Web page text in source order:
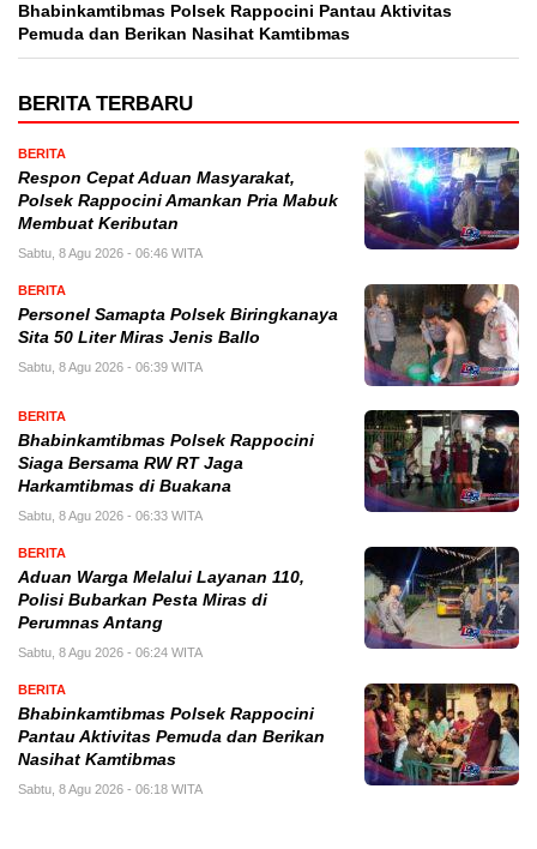
Bhabinkamtibmas Polsek Rappocini Pantau Aktivitas
Pemuda dan Berikan Nasihat Kamtibmas
BERITA TERBARU
BERITA
Respon Cepat Aduan Masyarakat,
Polsek Rappocini Amankan Pria Mabuk
Membuat Keributan
Sabtu, 8 Agu 2026 - 06:46 WITA
BERITA
Personel Samapta Polsek Biringkanaya
Sita 50 Liter Miras Jenis Ballo
Sabtu, 8 Agu 2026 - 06:39 WITA
BERITA
Bhabinkamtibmas Polsek Rappocini
Siaga Bersama RW RT Jaga
Harkamtibmas di Buakana
Sabtu, 8 Agu 2026 - 06:33 WITA
BERITA
Aduan Warga Melalui Layanan 110,
Polisi Bubarkan Pesta Miras di
Perumnas Antang
Sabtu, 8 Agu 2026 - 06:24 WITA
BERITA
Bhabinkamtibmas Polsek Rappocini
Pantau Aktivitas Pemuda dan Berikan
Nasihat Kamtibmas
Sabtu, 8 Agu 2026 - 06:18 WITA